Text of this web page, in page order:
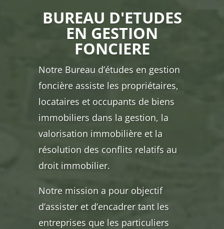
BUREAU D'ETUDES
EN GESTION
FONCIERE
Notre Bureau d’études en gestion
foncière assiste les propriétaires,
locataires et occupants de biens
immobiliers dans la gestion, la
valorisation immobilière et la
résolution des conflits relatifs au
droit immobilier.
Notre mission a pour objectif
d’assister et d’encadrer tant les
entreprises que les particuliers